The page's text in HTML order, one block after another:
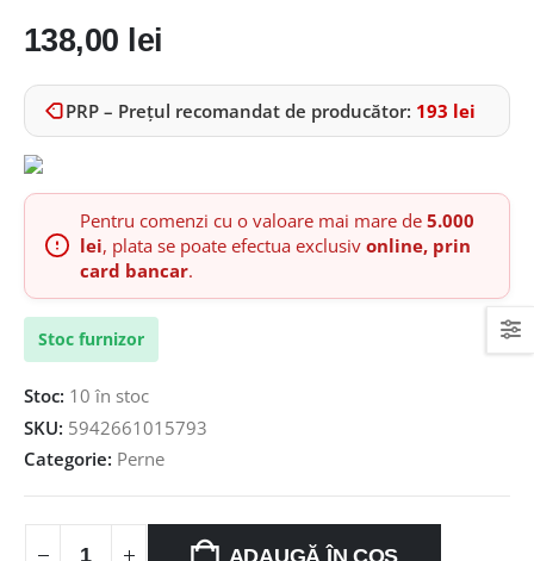
138,00 lei
PRP – Prețul recomandat de producător: 193 lei
Pentru comenzi cu o valoare mai mare de 5.000
lei, plata se poate efectua exclusiv online, prin
card bancar.
Stoc furnizor
Stoc: 10 în stoc
SKU: 5942661015793
Categorie: Perne
ADAUGĂ ÎN COȘ